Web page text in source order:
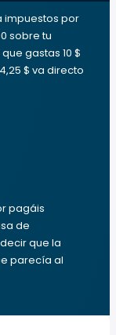
impuestos por
sobre tu
gastas 10 $
$ va directo
pagáis
de
que la
parecía al